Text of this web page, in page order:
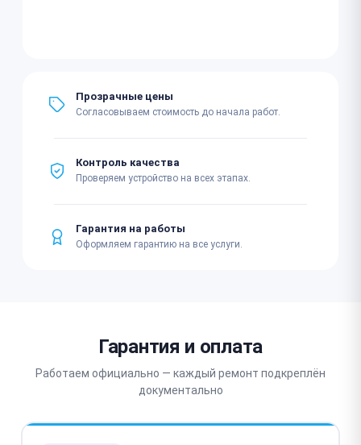
Прозрачные цены
Согласовываем стоимость до начала работ.
Контроль качества
Проверяем устройство на всех этапах.
Гарантия на работы
Оформляем гарантию на все услуги.
Гарантия и оплата
Работаем официально — каждый ремонт подкреплён
документально